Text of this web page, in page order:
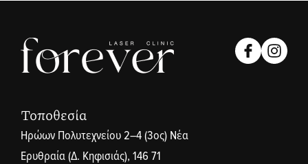
Τοποθεσία
Ηρώων Πολυτεχνείου 2–4 (3ος) Νέα
Ερυθραία (Δ. Κηφισιάς), 146 71